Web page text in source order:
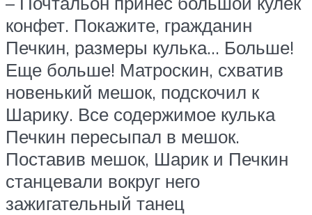
конфет. Покажите, гражданин
Печкин, размеры кулька… Больше!
Еще больше! Матроскин, схватив
новенький мешок, подскочил к
Шарику. Все содержимое кулька
Печкин пересыпал в мешок.
Поставив мешок, Шарик и Печкин
станцевали вокруг него
зажигательный танец